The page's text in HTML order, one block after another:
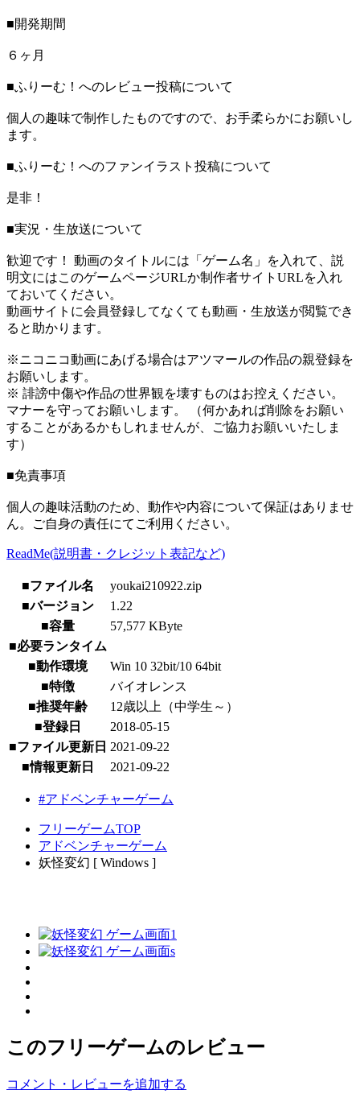
■開発期間
６ヶ月
■ふりーむ！へのレビュー投稿について
個人の趣味で制作したものですので、お手柔らかにお願いし
ます。
■ふりーむ！へのファンイラスト投稿について
是非！
■実況・生放送について
歓迎です！ 動画のタイトルには「ゲーム名」を入れて、説
明文にはこのゲームページURLか制作者サイトURLを入れ
ておいてください。
動画サイトに会員登録してなくても動画・生放送が閲覧でき
ると助かります。
※ニコニコ動画にあげる場合はアツマールの作品の親登録を
お願いします。
※ 誹謗中傷や作品の世界観を壊すものはお控えください。
マナーを守ってお願いします。 （何かあれば削除をお願い
することがあるかもしれませんが、ご協力お願いいたしま
す）
■免責事項
個人の趣味活動のため、動作や内容について保証はありませ
ん。ご自身の責任にてご利用ください。
ReadMe(説明書・クレジット表記など)
■ファイル名
youkai210922.zip
■バージョン
1.22
■容量
57,577 KByte
■必要ランタイム
■動作環境
Win 10 32bit/10 64bit
■特徴
バイオレンス
■推奨年齢
12歳以上（中学生～）
■登録日
2018-05-15
■ファイル更新日 2021-09-22
■情報更新日
2021-09-22
#アドベンチャーゲーム
フリーゲームTOP
アドベンチャーゲーム
妖怪変幻 [ Windows ]
このフリーゲームのレビュー
コメント・レビューを追加する